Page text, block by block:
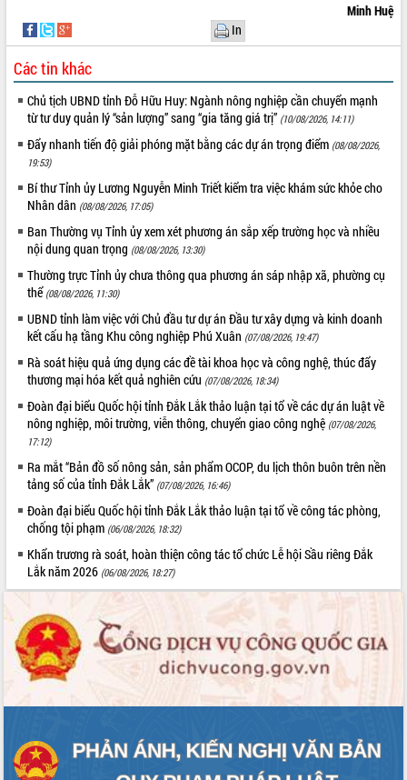
Trailer Lễ hội Sầu riêng Đắk Lắk năm
2026
Khám bệnh, cấp phát thuốc miễn phí
và tặng quà người dân xã Cư Pui
Hội nghị UBND tỉnh Đắk Lắk thường kỳ
tháng 7/2026
Lễ truy tặng danh hiệu “Bà Mẹ Việt
Nam Anh hùng” và trao Huân chương
Lao động
UBND tỉnh Đắk Lắk triển khai nhiệm
vụ 6 tháng cuối năm 2026
tỉnh khóa XI quyết nghị nhiều nội dung
quan trọng
Bí thư Tỉnh ủy Lương Nguyễn Minh
Triết thăm, tặng quà người có công với
cách mạng
Rà soát, hoàn thiện hệ thống thiết chế
văn hóa, thể thao đáp ứng yêu cầu
phát triển mới
Thường trực HĐND tỉnh Đắk Lắk gặp
mặt Đoàn chuyên gia y tế TP. Hồ Chí
Lễ truy điệu và an táng hài cốt liệt sĩ
tại Nghĩa trang Liệt sĩ xã Sơn Hòa
Bàn giải pháp tháo gỡ khó khăn trong
xuất khẩu sầu riêng và triển khai quy
định EUDR
trường Nguyễn Hoàng Hiệp khảo sát
vùng trồng và doanh nghiệp đóng gói
LIÊN KẾT WEB
THỐNG KÊ TRUY CẬP
Hôm nay:
Tất cả: 66138976
Minh Huệ
In
Các tin khác
Chủ tịch UBND tỉnh Đỗ Hữu Huy: Ngành nông nghiệp cần chuyển mạnh
từ tư duy quản lý “sản lượng” sang “gia tăng giá trị” (10/08/2026, 14:11)
Đẩy nhanh tiến độ giải phóng mặt bằng các dự án trọng điểm (08/08/2026,
19:53)
Bí thư Tỉnh ủy Lương Nguyễn Minh Triết kiểm tra việc khám sức khỏe cho
Nhân dân (08/08/2026, 17:05)
Ban Thường vụ Tỉnh ủy xem xét phương án sắp xếp trường học và nhiều
nội dung quan trọng (08/08/2026, 13:30)
Thường trực Tỉnh ủy chưa thông qua phương án sáp nhập xã, phường cụ
thể (08/08/2026, 11:30)
UBND tỉnh làm việc với Chủ đầu tư dự án Đầu tư xây dựng và kinh doanh
kết cấu hạ tầng Khu công nghiệp Phú Xuân (07/08/2026, 19:47)
Rà soát hiệu quả ứng dụng các đề tài khoa học và công nghệ, thúc đẩy
thương mại hóa kết quả nghiên cứu (07/08/2026, 18:34)
Đoàn đại biểu Quốc hội tỉnh Đắk Lắk thảo luận tại tổ về các dự án luật về
nông nghiệp, môi trường, viễn thông, chuyển giao công nghệ (07/08/2026,
17:12)
Ra mắt “Bản đồ số nông sản, sản phẩm OCOP, du lịch thôn buôn trên nền
tảng số của tỉnh Đắk Lắk” (07/08/2026, 16:46)
Đoàn đại biểu Quốc hội tỉnh Đắk Lắk thảo luận tại tổ về công tác phòng,
chống tội phạm (06/08/2026, 18:32)
Khẩn trương rà soát, hoàn thiện công tác tổ chức Lễ hội Sầu riêng Đắk
Lắk năm 2026 (06/08/2026, 18:27)